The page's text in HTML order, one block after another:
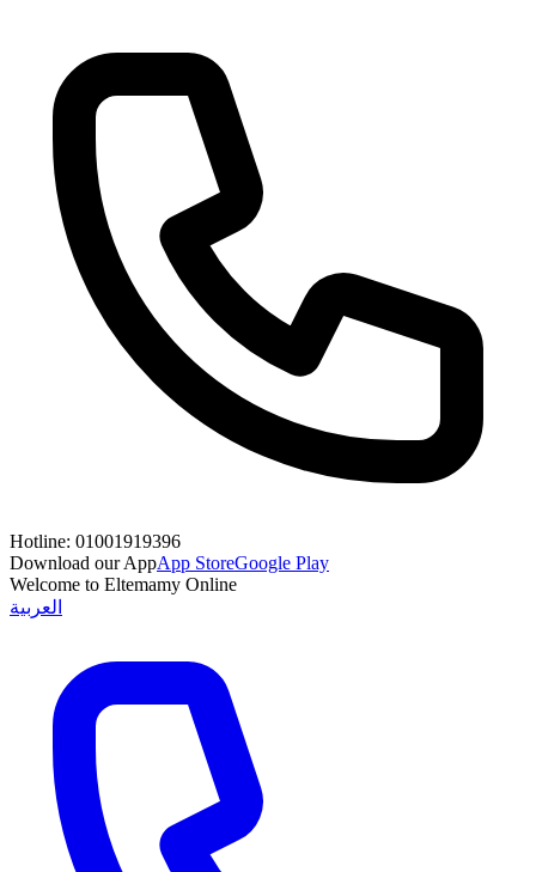
Hotline: 01001919396
Download our AppApp StoreGoogle Play
Welcome to Eltemamy Online
العربية